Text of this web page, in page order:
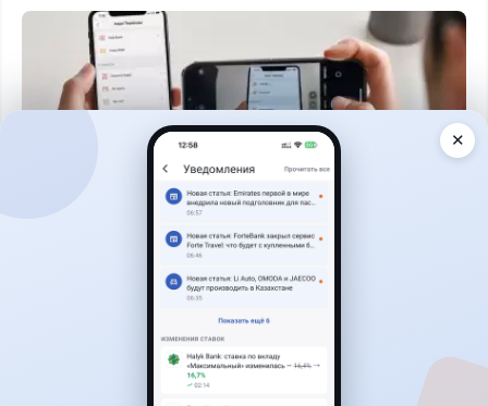
21
6 августа 2026 г., 12:14
✕